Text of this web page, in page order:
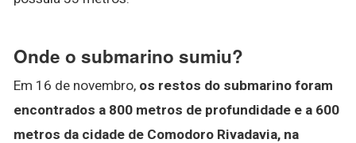
Onde o submarino sumiu?
Em 16 de novembro, os restos do submarino foram
encontrados a 800 metros de profundidade e a 600
metros da cidade de Comodoro Rivadavia, na